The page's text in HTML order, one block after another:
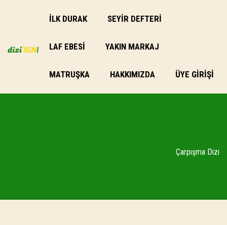
İLK DURAK SEYİR DEFTERİ
LAF EBESI YAKIN MARKAJ
MATRUŞKA HAKKIMIZDA ÜYE GIRIŞI
Çarpışma Dizi